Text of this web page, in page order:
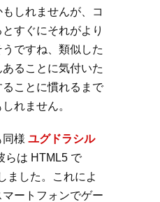
しれませんが、コ
すぐにそれがより
ですね、類似した
ることに気付いた
ことに慣れるまで
れません。
様 ユグドラシル
らは HTML5 で
ました。これによ
ートフォンでゲー